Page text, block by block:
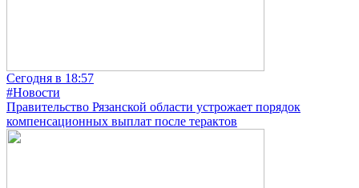
Сегодня в 18:57
#Новости
Правительство Рязанской области устрожает порядок
компенсационных выплат после терактов